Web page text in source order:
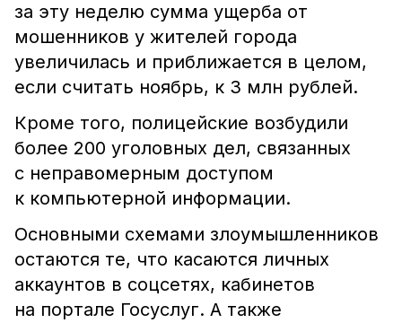
за эту неделю сумма ущерба от
мошенников у жителей города
увеличилась и приближается в целом,
если считать ноябрь, к 3 млн рублей.
Кроме того, полицейские возбудили
более 200 уголовных дел, связанных
с неправомерным доступом
к компьютерной информации.
Основными схемами злоумышленников
остаются те, что касаются личных
аккаунтов в соцсетях, кабинетов
на портале Госуслуг. А также